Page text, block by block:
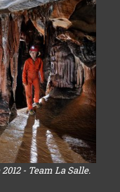
- Team La Salle.